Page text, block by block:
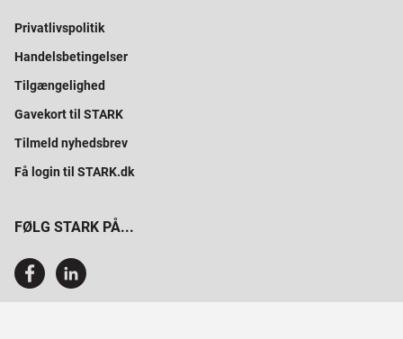
Privatlivspolitik
Handelsbetingelser
Tilgængelighed
Gavekort til STARK
Tilmeld nyhedsbrev
Få login til STARK.dk
FØLG STARK PÅ...